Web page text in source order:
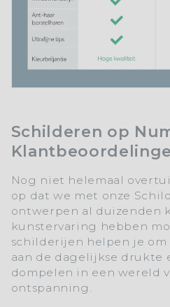
Schilderen op
Nog niet helemaal
op dat we met onze
ontwerpen al duizenden
kunstervaring hebben
schilderijen helpen je om
aan de dagelijkse drukte
dompelen in een wereld
ontspanning.